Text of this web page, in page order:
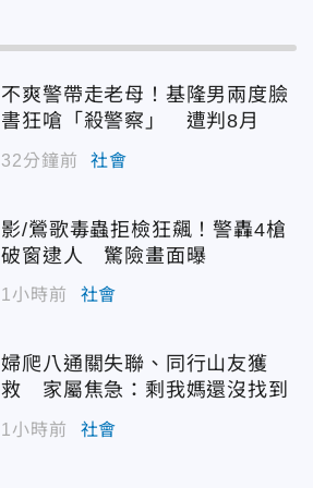
不爽警帶走老母！基隆男兩度臉
書狂嗆「殺警察」 遭判8月
32分鐘前 社會
影/鶯歌毒蟲拒檢狂飆！警轟4槍
破窗逮人 驚險畫面曝
1小時前 社會
婦爬八通關失聯、同行山友獲
救 家屬焦急：剩我媽還沒找到
1小時前 社會